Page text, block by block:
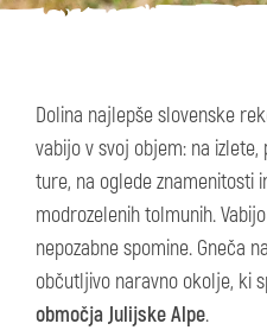
Dolina najlepše slovenske
vabijo v svoj objem: na
ture, na oglede znamenitosti
modrozelenih tolmunih.
nepozabne spomine. Gneča
občutljivo naravno okolje, ki
območja Julijske Alpe.